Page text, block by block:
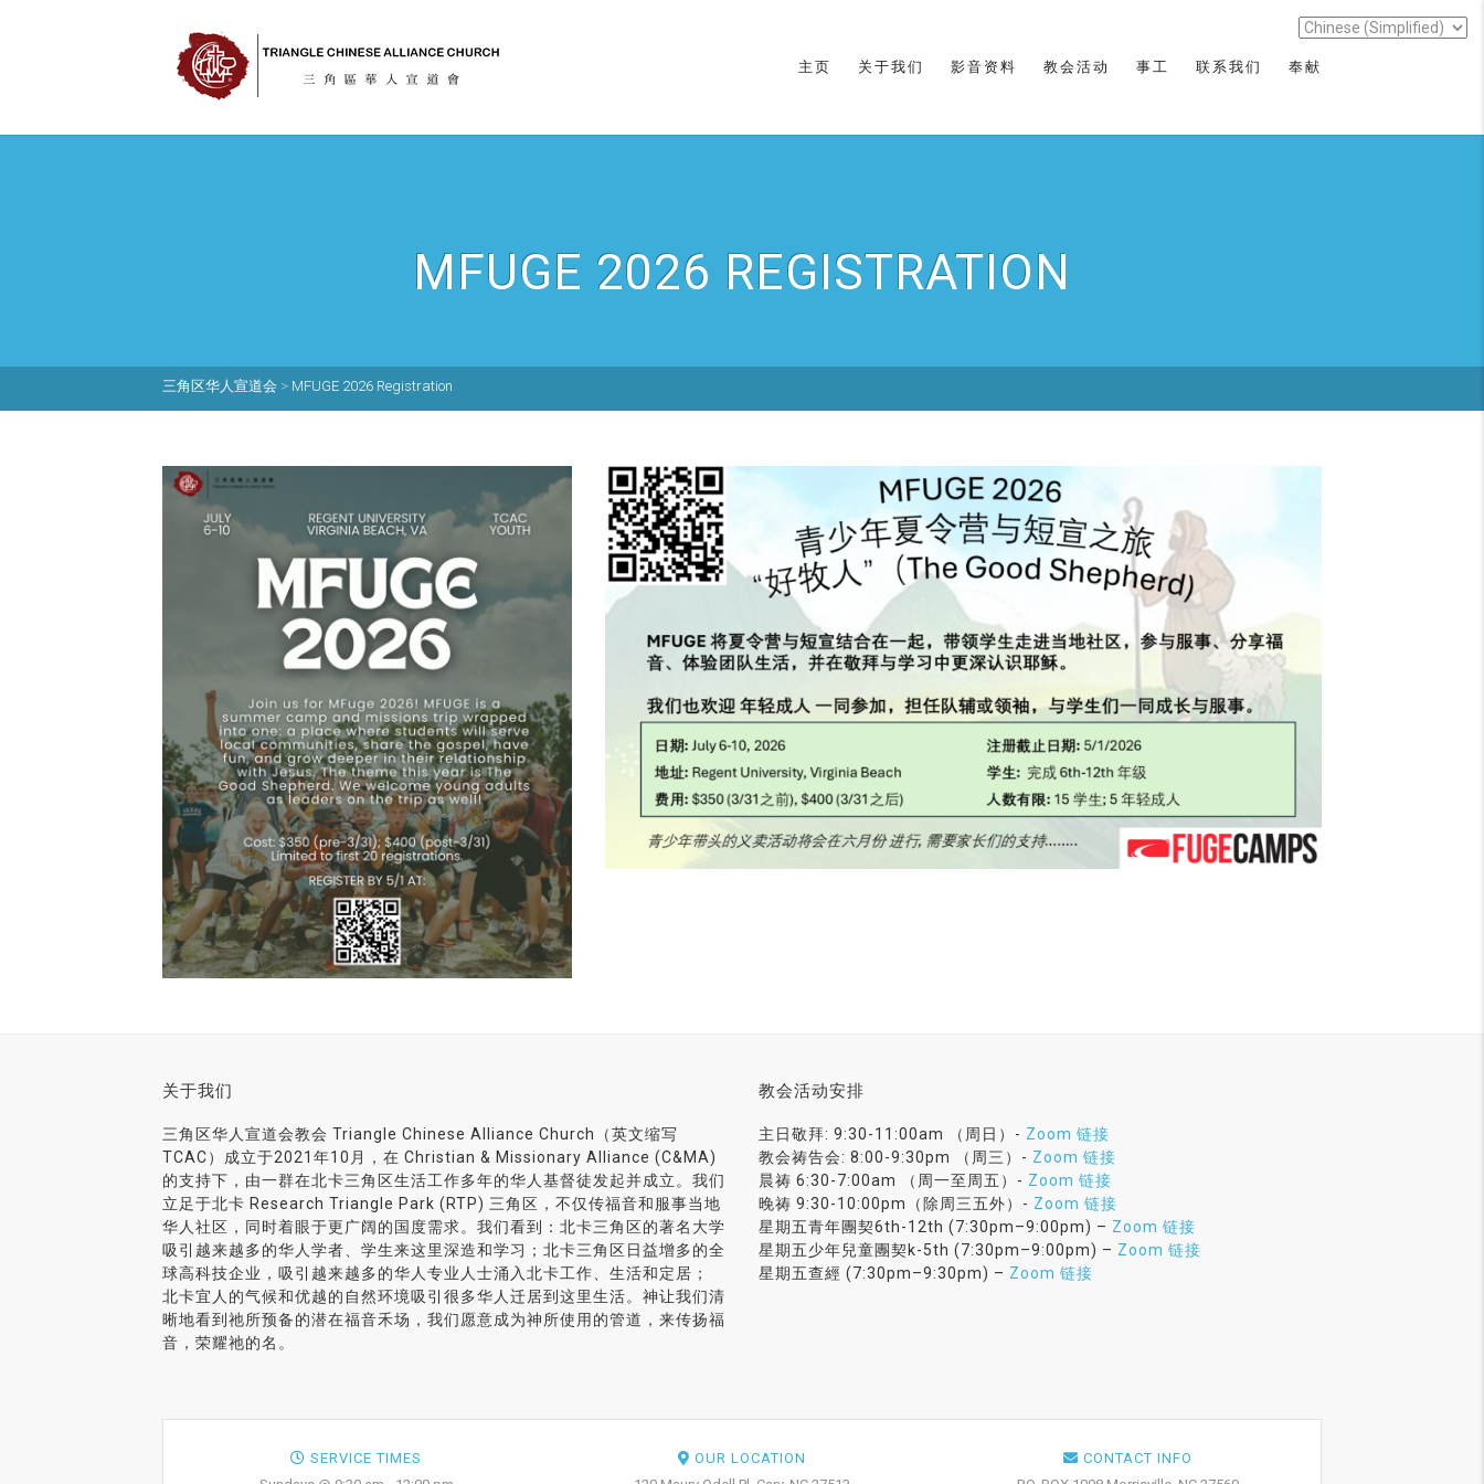
主页 关于我们 影音资料 教会活动 事工 联系我们 奉献
MFUGE 2026 REGISTRATION
三角区华人宣道会 > MFUGE 2026 Registration
关于我们
三角区华人宣道会教会 Triangle Chinese Alliance Church（英文缩写
TCAC）成立于2021年10月，在 Christian & Missionary Alliance (C&MA)
的支持下，由一群在北卡三角区生活工作多年的华人基督徒发起并成立。我们
立足于北卡 Research Triangle Park (RTP) 三角区，不仅传福音和服事当地
华人社区，同时着眼于更广阔的国度需求。我们看到：北卡三角区的著名大学
吸引越来越多的华人学者、学生来这里深造和学习；北卡三角区日益增多的全
球高科技企业，吸引越来越多的华人专业人士涌入北卡工作、生活和定居；
北卡宜人的气候和优越的自然环境吸引很多华人迁居到这里生活。神让我们清
晰地看到祂所预备的潜在福音禾场，我们愿意成为神所使用的管道，来传扬福
音，荣耀祂的名。
教会活动安排
主日敬拜: 9:30-11:00am （周日）- Zoom 链接
教会祷告会: 8:00-9:30pm （周三）- Zoom 链接
晨祷 6:30-7:00am （周一至周五）- Zoom 链接
晚祷 9:30-10:00pm（除周三五外）- Zoom 链接
星期五青年團契6th-12th (7:30pm–9:00pm) – Zoom 链接
星期五少年兒童團契k-5th (7:30pm–9:00pm) – Zoom 链接
星期五查經 (7:30pm–9:30pm) – Zoom 链接
SERVICE TIMES
OUR LOCATION
CONTACT INFO